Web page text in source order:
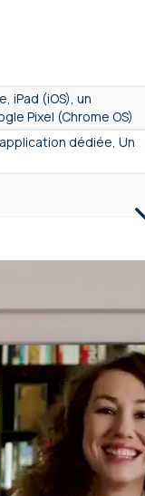
iPad (iOS), un
Pixel (Chrome OS)
dédiée, Un